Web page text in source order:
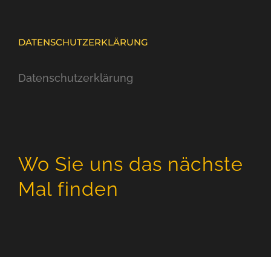
DATENSCHUTZERKLÄRUNG
Datenschutzerklärung
Wo Sie uns das nächste
Mal finden